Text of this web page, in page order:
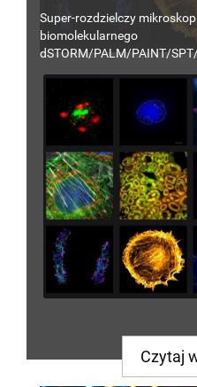
Super-rozdzielczy
biomolekularnego
dSTORM/PALM/PAINT/
Czytaj